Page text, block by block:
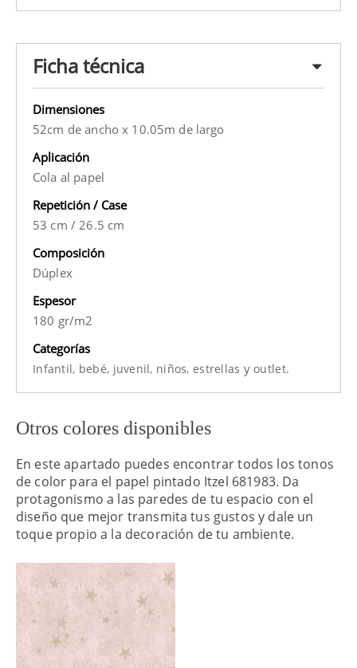
Ficha técnica
Dimensiones
52cm de ancho x 10.05m de largo
Aplicación
Cola al papel
Repetición / Case
53 cm /26.5 cm
Composición
Dúplex
Espesor
180 gr/m2
Categorías
Infantil, bebé, juvenil, niños, estrellas youtlet.
Otros colores disponibles
En este apartado puedes encontrar todos los tonos
de color para el papel pintado Itzel 681983. Da
protagonismo a las paredes de tu espacio con el
diseño que mejor transmita tus gustos y dale un
toque propio a la decoración de tu ambiente.